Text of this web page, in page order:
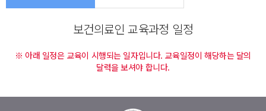
보건의료인 교육과정 일정
※ 아래 일정은 교육이 시행되는 일자입니다. 교육일정이 해당하는 달의
달력을 보셔야 합니다.